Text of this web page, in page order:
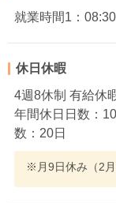
就業時間1：
休日休暇
4週8休制 有給休
年間休日日数：
数：20日
※月9日休み（2